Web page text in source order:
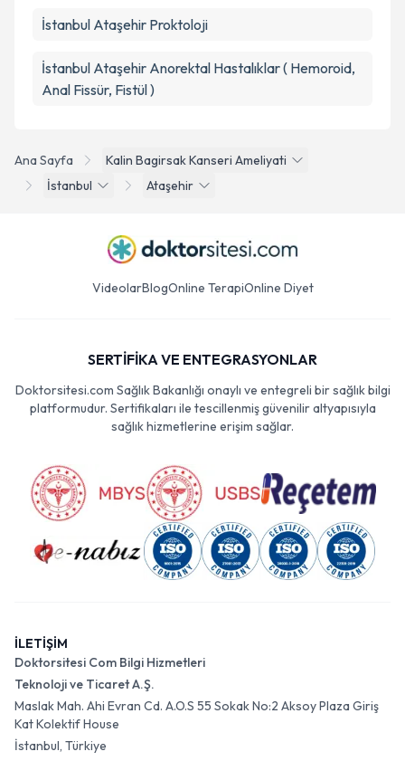
Ana Sayfa
Kalin Bagirsak Kanseri Ameliyati
İstanbul
Ataşehir
İstanbul Ataşehir Proktoloji
İstanbul Ataşehir Anorektal Hastalıklar ( Hemoroid,
Anal Fissür, Fistül )
VideolarBlogOnline TerapiOnline Diyet
SERTİFİKA VE ENTEGRASYONLAR
Doktorsitesi.com Sağlık Bakanlığı onaylı ve entegreli bir sağlık bilgi
platformudur. Sertifikaları ile tescillenmiş güvenilir altyapısıyla
sağlık hizmetlerine erişim sağlar.
İLETİŞİM
Doktorsitesi Com Bilgi Hizmetleri
Teknoloji ve Ticaret A.Ş.
Maslak Mah. Ahi Evran Cd. A.O.S 55 Sokak No:2 Aksoy Plaza Giriş
Kat Kolektif House
İstanbul, Türkiye